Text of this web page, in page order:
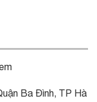
Ba Đình, TP Hà